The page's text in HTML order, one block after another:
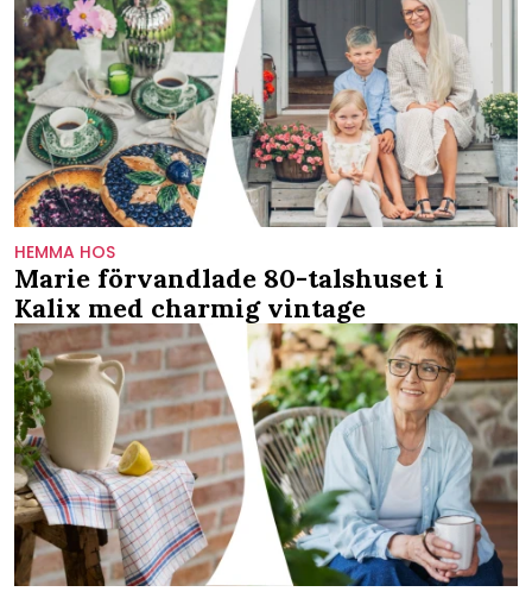
HEMMA HOS
Marie förvandlade 80-talshuset i
Kalix med charmig vintage